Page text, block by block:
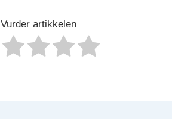
Vurder artikkelen